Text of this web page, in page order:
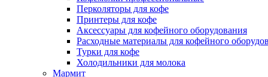
Перколяторы для кофе
Принтеры для кофе
Аксессуары для кофейного оборудования
Расходные материалы для кофейного
Турки для кофе
Холодильники для молока
Мармит